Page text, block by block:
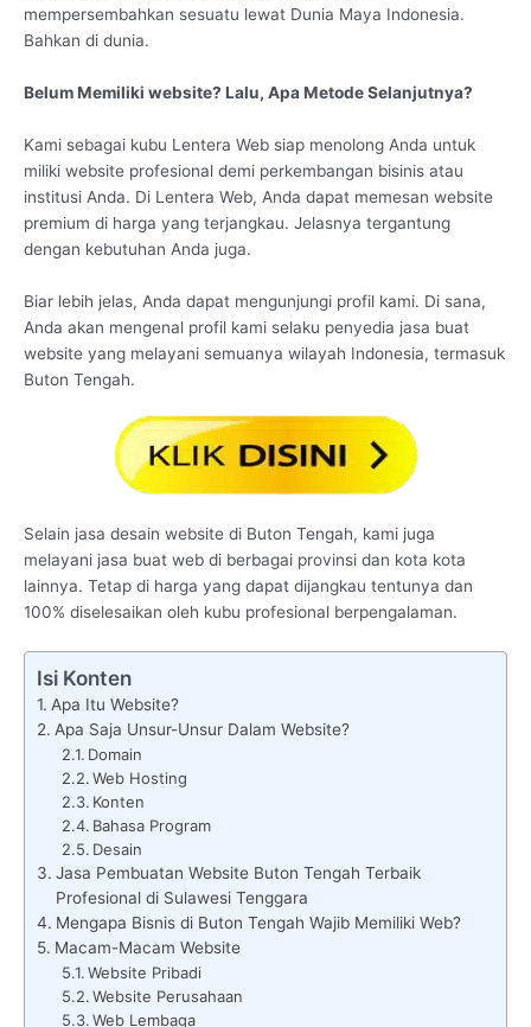
mempersembahkan sesuatu lewat Dunia Maya Indonesia.
Bahkan di dunia.
Belum Memiliki website? Lalu, Apa Metode Selanjutnya?
Kami sebagai kubu Lentera Web siap menolong Anda untuk
miliki website profesional demi perkembangan bisinis atau
institusi Anda. Di Lentera Web, Anda dapat memesan website
premium di harga yang terjangkau. Jelasnya tergantung
dengan kebutuhan Anda juga.
Biar lebih jelas, Anda dapat mengunjungi profil kami. Di sana,
Anda akan mengenal profil kami selaku penyedia jasa buat
website yang melayani semuanya wilayah Indonesia, termasuk
Buton Tengah.
Selain jasa desain website di Buton Tengah, kami juga
melayani jasa buat web di berbagai provinsi dan kota kota
lainnya. Tetap di harga yang dapat dijangkau tentunya dan
100% diselesaikan oleh kubu profesional berpengalaman.
Isi Konten
Apa Itu Website?
Apa Saja Unsur-Unsur Dalam Website?
Domain
Web Hosting
Konten
Bahasa Program
Desain
Jasa Pembuatan Website Buton Tengah Terbaik
Profesional di Sulawesi Tenggara
Mengapa Bisnis di Buton Tengah Wajib Memiliki Web?
Macam-Macam Website
Website Pribadi
Website Perusahaan
Web Lembaga